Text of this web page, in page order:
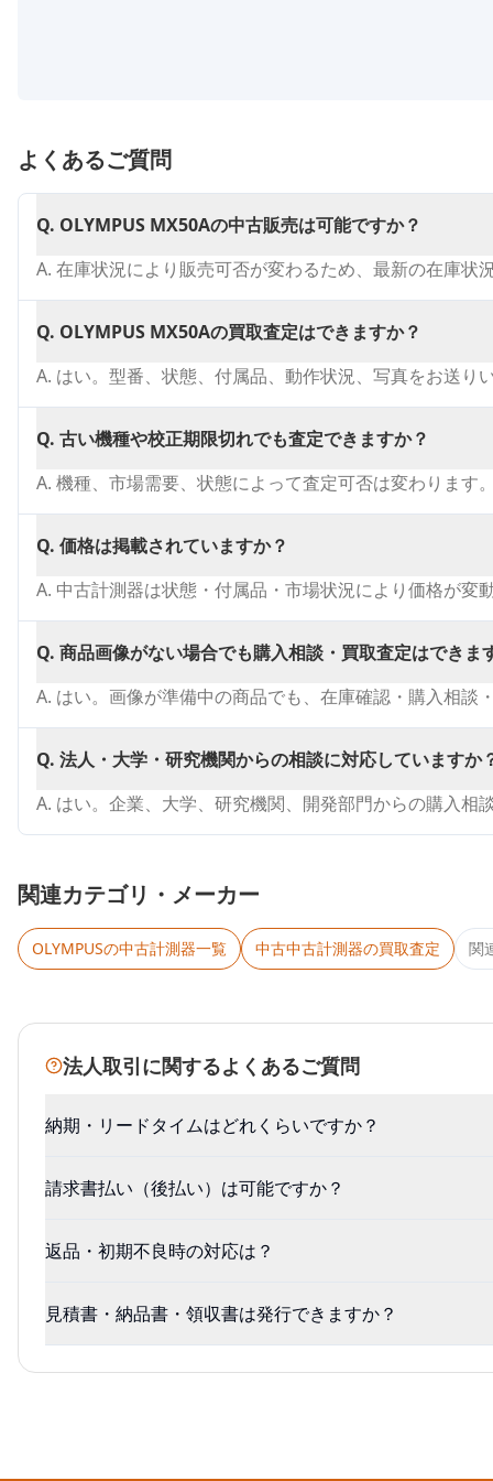
よくあるご質問
Q. OLYMPUS MX50Aの中古販売は可能ですか？
A. 在庫状況により販売可否が変わるため、最新の在庫状
Q. OLYMPUS MX50Aの買取査定はできますか？
A. はい。型番、状態、付属品、動作状況、写真をお送
Q. 古い機種や校正期限切れでも査定できますか？
A. 機種、市場需要、状態によって査定可否は変わります
Q. 価格は掲載されていますか？
A. 中古計測器は状態・付属品・市場状況により価格が変
Q. 商品画像がない場合でも購入相談・買取査定はできま
A. はい。画像が準備中の商品でも、在庫確認・購入相
Q. 法人・大学・研究機関からの相談に対応していますか
A. はい。企業、大学、研究機関、開発部門からの購入
関連カテゴリ・メーカー
OLYMPUSの中古計測器一覧 中古中古計測器の買取査定 関
法人取引に関するよくあるご質問
納期・リードタイムはどれくらいですか？
請求書払い（後払い）は可能ですか？
返品・初期不良時の対応は？
見積書・納品書・領収書は発行できますか？